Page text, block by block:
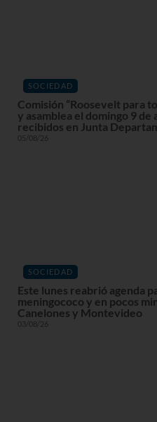
SOCIEDAD
Comisión “Roosevelt para
y asamblea el domingo 9
recibidos en Junta
05/08/26
SOCIEDAD
Este lunes reabrió agenda
meningococo y en pocos
Canelones y Montevideo
03/08/26